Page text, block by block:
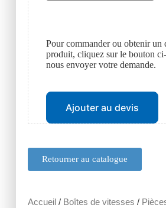
Retourner au catalogue
Accueil/ Boîtes de vitesses /
Pour commander ou obtenir un
produit, cliquez sur le bouton
nous envoyer votre demande.
Ajouter au devis